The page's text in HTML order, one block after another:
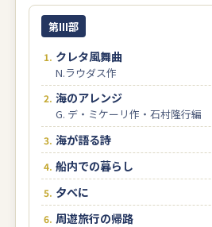
第III部
クレタ風舞曲
N.ラウダス作
海のアレンジ
G. デ・ミケーリ作・石村隆行編
海が語る詩
船内での暮らし
夕べに
周遊旅行の帰路